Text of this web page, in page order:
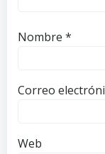
Nombre *
Correo
Web